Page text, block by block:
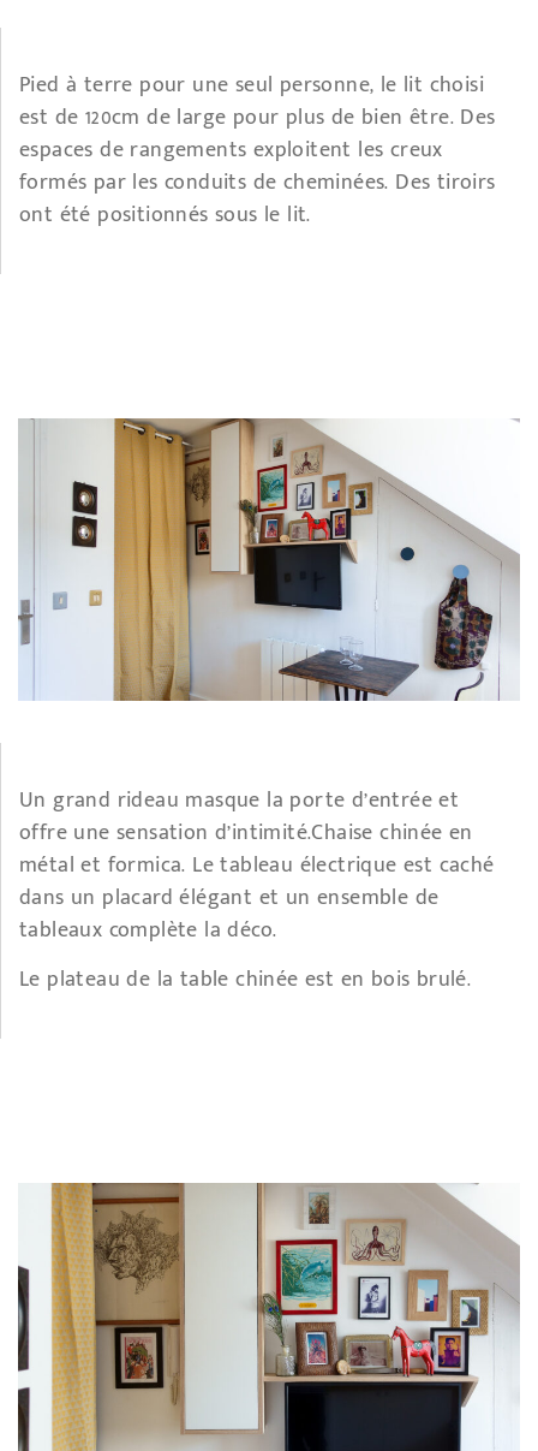
Pied à terre pour une seul personne, le lit choisi
est de 120cm de large pour plus de bien être. Des
espaces de rangements exploitent les creux
formés par les conduits de cheminées. Des tiroirs
ont été positionnés sous le lit.
Un grand rideau masque la porte d’entrée et
offre une sensation d’intimité.Chaise chinée en
métal et formica. Le tableau électrique est caché
dans un placard élégant et un ensemble de
tableaux complète la déco.
Le plateau de la table chinée est en bois brulé.